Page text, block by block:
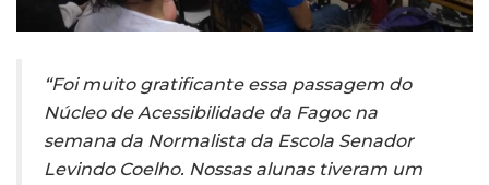
“Foi muito gratificante essa passagem do
Núcleo de Acessibilidade da Fagoc na
semana da Normalista da Escola Senador
Levindo Coelho. Nossas alunas tiveram um